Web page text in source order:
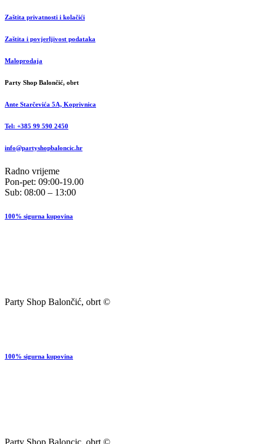
Zaštita privatnosti i kolačići
Zaštita i povjerljivost podataka
Maloprodaja
Party Shop Balončić, obrt
Ante Starčevića 5A, Koprivnica
Tel: +385 99 590 2450
info@partyshopbaloncic.hr
Radno vrijeme
Pon-pet: 09:00-19.00
Sub: 08:00 – 13:00
100% sigurna kupovina
Party Shop Balončić, obrt ©
100% sigurna kupovina
Party Shop Baloncic, obrt ©